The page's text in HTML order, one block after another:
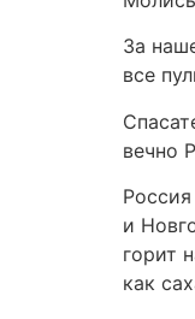
За
все
вечно
и
горит
как